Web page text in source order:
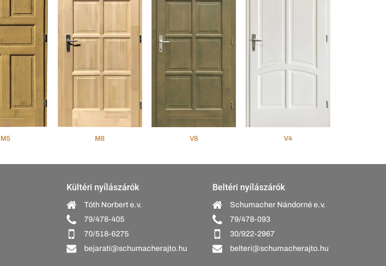
M5 M8 V8 V4
Kültéri nyílászárók
Tóth Norbert e.v.
79/478-405
70/518-6275
bejarati@schumacherajto.hu
Beltéri nyílászárók
Schumacher Nándorné e.v.
79/478-093
30/922-2967
belteri@schumacherajto.hu